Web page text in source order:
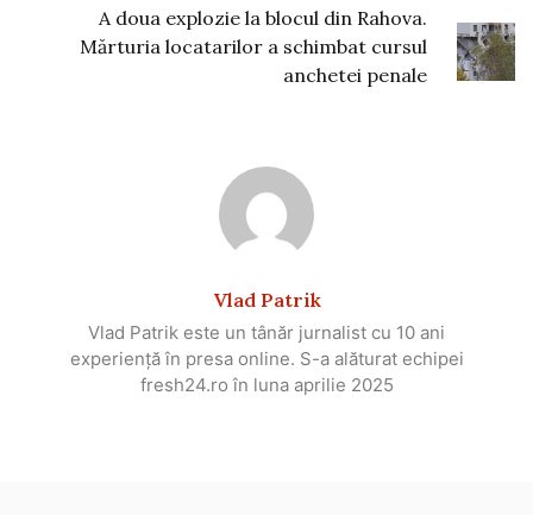
A doua explozie la blocul din Rahova.
Mărturia locatarilor a schimbat cursul
anchetei penale
Vlad Patrik
Vlad Patrik este un tânăr jurnalist cu 10 ani
experiență în presa online. S-a alăturat echipei
fresh24.ro în luna aprilie 2025